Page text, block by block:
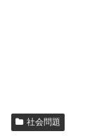
社会問題